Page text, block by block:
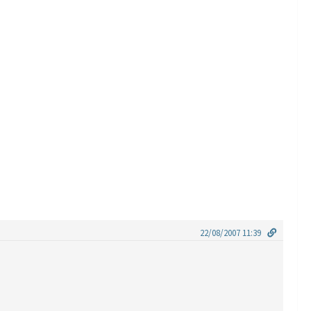
22/08/2007 11:39